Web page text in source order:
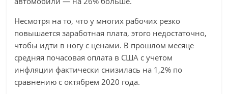
Несмотря на то, что у многих рабочих резко
повышается заработная плата, этого недостаточно,
чтобы идти в ногу с ценами. В прошлом месяце
средняя почасовая оплата в США с учетом
инфляции фактически снизилась на 1,2% по
сравнению с октябрем 2020 года.